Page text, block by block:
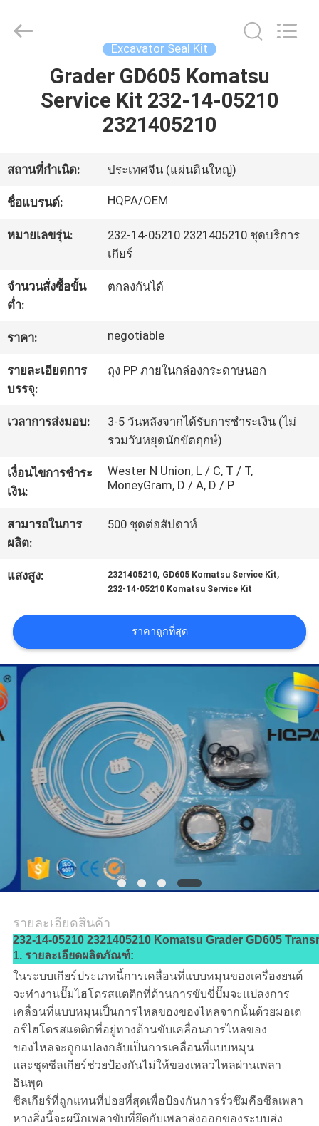
เกี่ยว
ทัวร์
โรงงาน
ควบคุม
คุณภาพ
แผนผัง
เว็บไซต์
POLICY
Management
Services
Excavator Seal Kit
Grader GD605 Komatsu
Service Kit 232-14-05210
2321405210
สถานที่กำเนิด: ประเทศจีน (แผ่นดินใหญ่)
ชื่อแบรนด์: HQPA/OEM
หมายเลขรุ่น:
232-14-05210 2321405210 ชุดบริการ
เกียร์
จำนวนสั่งซื้อขั้น
ต่ำ:
ตกลงกันได้
ราคา: negotiable
รายละเอียดการ
บรรจุ:
ถุง PP ภายในกล่องกระดาษนอก
เวลาการส่งมอบ:
3-5 วันหลังจากได้รับการชำระเงิน (ไม่
รวมวันหยุดนักขัตฤกษ์)
เงื่อนไขการชำระ
เงิน:
Wester N Union, L / C, T / T,
MoneyGram, D / A, D / P
สามารถในการ
ผลิต:
500 ชุดต่อสัปดาห์
แสงสูง: 2321405210, GD605 Komatsu Service Kit,
232-14-05210 Komatsu Service Kit
ราคาถูกที่สุด
รายละเอียดสินค้า
232-14-05210 2321405210 Komatsu Grader GD605
1. รายละเอียดผลิตภัณฑ์:
ในระบบเกียร์ประเภทนี้การเคลื่อนที่แบบหมุนของเครื่องยนต์
จะทำงานปั๊มไฮโดรสแตติกที่ด้านการขับขี่ปั๊มจะแปลงการ
เคลื่อนที่แบบหมุนเป็นการไหลของของไหลจากนั้นด้วยมอเต
อร์ไฮโดรสแตติกที่อยู่ทางด้านขับเคลื่อนการไหลของ
ของไหลจะถูกแปลงกลับเป็นการเคลื่อนที่แบบหมุน
และชุดซีลเกียร์ช่วยป้องกันไม่ให้ของเหลวไหลผ่านเพลา
อินพุต
ซีลเกียร์ที่ถูกแทนที่บ่อยที่สุดเพื่อป้องกันการรั่วซึมคือซีลเพลา
หางสิ่งนี้จะผนึกเพลาขับที่ยึดกับเพลาส่งออกของระบบส่ง